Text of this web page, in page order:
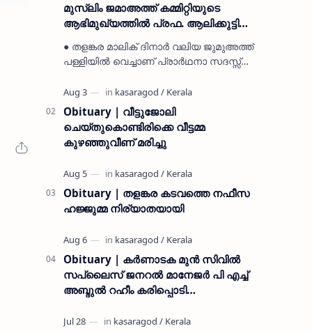
മുസ്ലിം ജമാഅത്ത് കമ്മിറ്റിയുടെ
ആഭിമുഖ്യത്തിൽ പ്രഫ. ആലിക്കുട്ടി
മുസ്ലിയാർ അനുസ്മരണം നടത്തി
● തളങ്കര മാലിക് ദിനാർ വലിയ ജുമുഅത്ത്
പള്ളിയിൽ വെച്ചാണ് പ്രാർഥനാ സദസ്സ്
ഉമർ മുസ്ലിയാർ പരിപാടിക്ക് നേതൃത്വം
നൽകി കാസ…
Obituary | വീട്ടുജോലി
ചെയ്തുകൊണ്ടിരിക്കെ വീട്ടമ്മ
കുഴഞ്ഞുവീണ് മരിച്ചു
Obituary | തളങ്കര കടവത്തെ നഫീസ
ഹജ്ജുമ്മ നിര്യാതയായി
Obituary | കർണാടക മുൻ സിവില്‍
സപ്ലൈസ് ജനറൽ മാനേജർ പി എച്ച്
അബ്ദുൽ റഹീം കരിപ്പൊടി